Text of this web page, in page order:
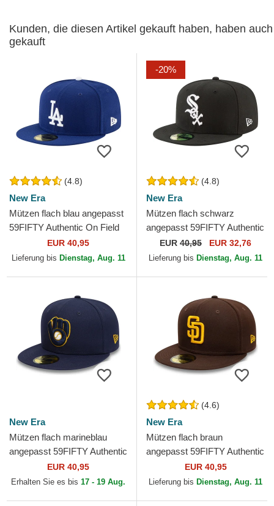
Kunden, die diesen Artikel gekauft haben, haben auch
gekauft
(4.8)
New Era
Mützen flach blau angepasst
59FIFTY Authentic On Field
Game der Los Angeles
Dodgers MLB von New Era
EUR 40,95
Lieferung bis Dienstag, Aug. 11
-20%
(4.8)
New Era
Mützen flach schwarz
angepasst 59FIFTY Authentic
On Field Game der Chicago
White Sox MLB von New Era
EUR 40,95 EUR 32,76
Lieferung bis Dienstag, Aug. 11
New Era
Mützen flach marineblau
angepasst 59FIFTY Authentic
On Field der Milwaukee
Brewers MLB von New Era
EUR 40,95
Erhalten Sie es bis 17 - 19 Aug.
(4.6)
New Era
Mützen flach braun
angepasst 59FIFTY Authentic
On Field der San Diego
Padres MLB von New Era
EUR 40,95
Lieferung bis Dienstag, Aug. 11